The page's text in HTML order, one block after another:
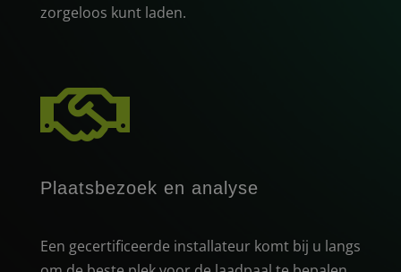
zorgeloos kunt laden.

Plaatsbezoek en analyse
Een gecertificeerde installateur komt bij u langs